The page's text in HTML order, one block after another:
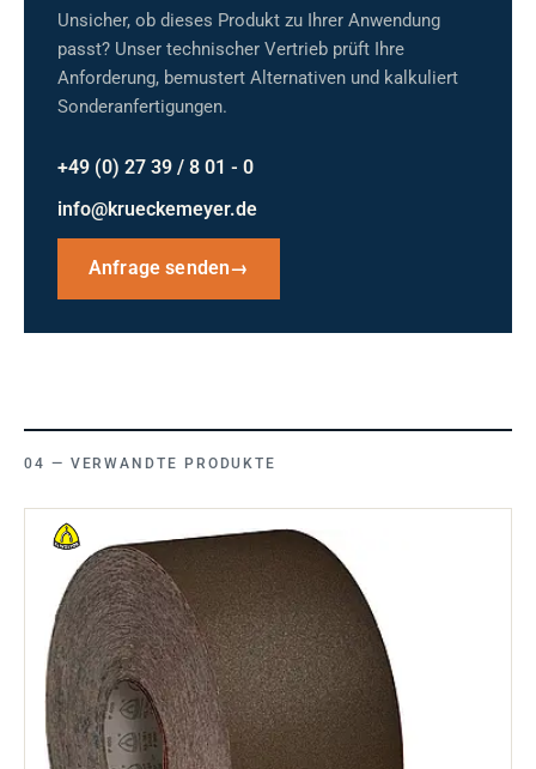
Unsicher, ob dieses Produkt zu Ihrer Anwendung
passt? Unser technischer Vertrieb prüft Ihre
Anforderung, bemustert Alternativen und kalkuliert
Sonderanfertigungen.
+49 (0) 27 39 / 8 01 - 0
info@krueckemeyer.de
Anfrage senden→
VERWANDTE PRODUKTE